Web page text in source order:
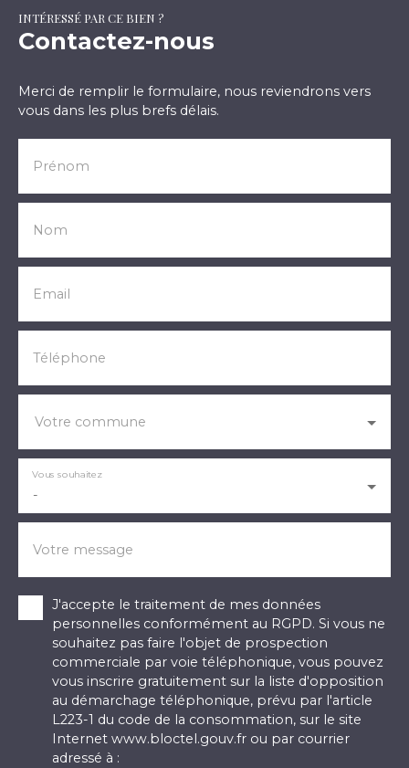
INTÉRESSÉ PAR CE BIEN ?
Contactez-nous
Merci de remplir le formulaire, nous reviendrons vers
vous dans les plus brefs délais.
Prénom
Nom
Email
Téléphone
Votre commune
-
Vous souhaitez
Votre message
J'accepte le traitement de mes données
personnelles conformément au RGPD. Si vous ne
souhaitez pas faire l'objet de prospection
commerciale par voie téléphonique, vous pouvez
vous inscrire gratuitement sur la liste d'opposition
au démarchage téléphonique, prévu par l'article
L223-1 du code de la consommation, sur le site
Internet www.bloctel.gouv.fr ou par courrier
adressé à :